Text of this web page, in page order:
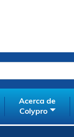
Acerca de
Colypro